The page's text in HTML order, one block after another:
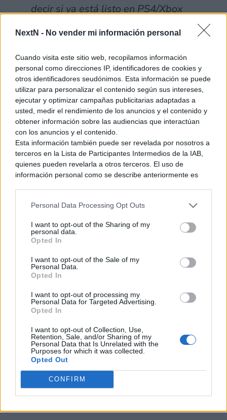
NextN - No vender mi información personal
Cuando visita este sitio web, recopilamos información
personal como direcciones IP, identificadores de cookies y
otros identificadores seudónimos. Esta información se puede
utilizar para personalizar el contenido según sus intereses,
ejecutar y optimizar campañas publicitarias adaptadas a
usted, medir el rendimiento de los anuncios y el contenido y
obtener información sobre las audiencias que interactúan
con los anuncios y el contenido.
Esta información también puede ser revelada por nosotros a
terceros en la Lista de Participantes Intermedios de la IAB,
quienes pueden revelarla a otros terceros. El uso de
información personal como se describe anteriormente es
generamos contenido relevante para nuestra audiencia.
recopilación y uso de datos en nuestra Política de
Privacidad.
terceros por nuestra parte, utilice la siguiente opción de
exclusión y confirme su selección. Tenga en cuenta que
después de que se procese su solicitud de exclusión, es
posible que continúe viendo anuncios basados en intereses
basados en la información personal utilizada por nosotros o
en información personal divulgada a terceros antes de su
Puede optar por no participar en la divulgación adicional de
su información personal por parte de terceros en la Lista de
participantes intermedios de la IAB.
Personal Data Processing Opt Outs
I want to opt-out of the Sharing of my
personal data.
Opted In
I want to opt-out of the Sale of my
Personal Data.
Opted In
I want to opt-out of processing my
Personal Data for Targeted Advertising.
Opted In
I want to opt-out of Collection, Use,
Retention, Sale, and/or Sharing of my
Personal Data that Is Unrelated with the
Purposes for which it was collected.
Opted Out
CONFIRM
decir si ya está listo en PS4/Xbox
Parece que ambas partes apuntan al mismo nombre. L.A.
Noire suena como posible fichaje para el catálogo de
Nintendo Switch, y podría ser una inclusión bastante
interesante para el híbrido entre consola doméstica y portátil.
Ver también
The Adventures of Elliot: The
Millennium Tales publica su vídeo
«Making of»
5 junio, 2026 8:36